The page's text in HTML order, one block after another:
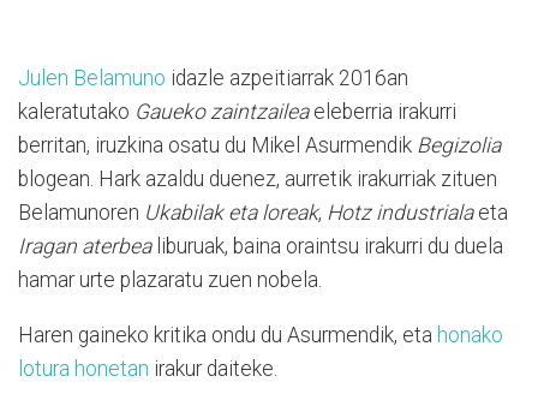
Julen Belamuno idazle azpeitiarrak 2016an
kaleratutako Gaueko zaintzaileaeleberria irakurri
berritan, iruzkina osatu du Mikel Asurmendik Begizolia
blogean. Hark azaldu duenez, aurretik irakurriak zituen
Belamunoren Ukabilak eta loreak, Hotz industrialaeta
Iragan aterbealiburuak, baina oraintsu irakurri du duela
hamar urte plazaratu zuen nobela.
Haren gaineko kritika ondu du Asurmendik, eta honako
lotura honetan irakur daiteke.